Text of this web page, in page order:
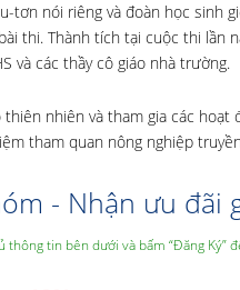
tơn nói riêng và đoàn học
thi. Thành tích tại cuộc thi lần
và các thầy cô giáo nhà trường.
nhiên và tham gia các
tham quan nông nghiệp
- Nhận ưu đãi
thông tin bên dưới và bấm “Đăng Ký”